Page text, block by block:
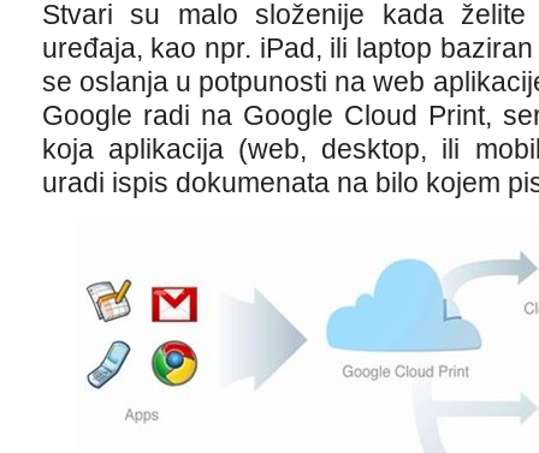
Stvari su malo složenije kada
uređaja, kao npr. iPad, ili laptop
se oslanja u potpunosti na web
Google radi na Google Cloud Print,
koja aplikacija (web, desktop, ili
uradi ispis dokumenata na bilo kojem